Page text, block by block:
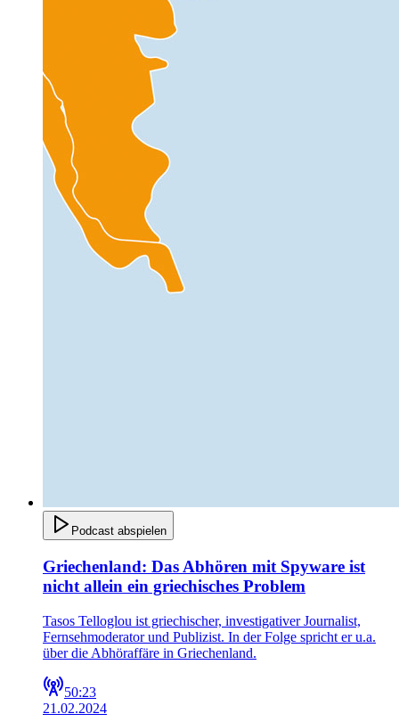
Podcast abspielen
Griechenland: Das Abhören mit Spyware ist
nicht allein ein griechisches Problem
Tasos Telloglou ist griechischer, investigativer Journalist,
Fernsehmoderator und Publizist. In der Folge spricht er u.a.
über die Abhöraffäre in Griechenland.
50:23
21.02.2024